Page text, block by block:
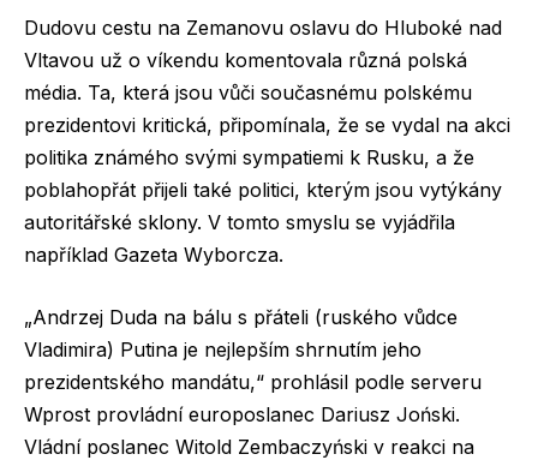
Dudovu cestu na Zemanovu oslavu do Hluboké nad
Vltavou už o víkendu komentovala různá polská
média. Ta, která jsou vůči současnému polskému
prezidentovi kritická, připomínala, že se vydal na akci
politika známého svými sympatiemi k Rusku, a že
poblahopřát přijeli také politici, kterým jsou vytýkány
autoritářské sklony. V tomto smyslu se vyjádřila
například Gazeta Wyborcza.
„Andrzej Duda na bálu s přáteli (ruského vůdce
Vladimira) Putina je nejlepším shrnutím jeho
prezidentského mandátu,“ prohlásil podle serveru
Wprost provládní europoslanec Dariusz Joński.
Vládní poslanec Witold Zembaczyński v reakci na